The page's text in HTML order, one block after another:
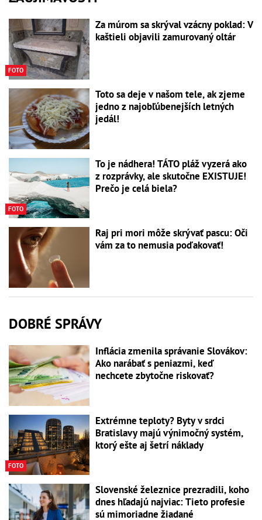
FOTO
Za múrom sa skrýval vzácny poklad: V
kaštieli objavili zamurovaný oltár
Toto sa deje v našom tele, ak zjeme
jedno z najobľúbenejších letných
jedál!
FOTO
To je nádhera! TÁTO pláž vyzerá ako
z rozprávky, ale skutočne EXISTUJE!
Prečo je celá biela?
Raj pri mori môže skrývať pascu: Oči
vám za to nemusia poďakovať!
DOBRÉ SPRÁVY
Inflácia zmenila správanie Slovákov:
Ako narábať s peniazmi, keď
nechcete zbytočne riskovať?
FOTO
Extrémne teploty? Byty v srdci
Bratislavy majú výnimočný systém,
ktorý ešte aj šetrí náklady
Slovenské železnice prezradili, koho
dnes hľadajú najviac: Tieto profesie
sú mimoriadne žiadané